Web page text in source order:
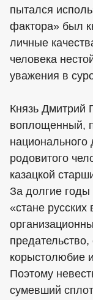
пытался
фактора» был
личные
человека
уважения в
Князь Дмитрий
воплощенный,
национального
родовитого
казацкой
За долгие годы
«стане
корыстолюбие
Поэтому
сумевший